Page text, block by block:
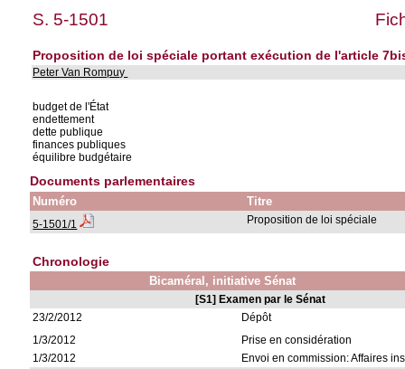
S. 5-1501
Proposition de loi spéciale portant exécution de l'article
Peter Van Rompuy
budget de l'État
endettement
dette publique
finances publiques
équilibre budgétaire
Documents parlementaires
Numéro Titre
5-1501/1 Proposition de loi spéciale
Chronologie
Bicaméral, initiative Sénat
[S1] Examen par le Sénat
23/2/2012
Dépôt
1/3/2012
Prise en considération
1/3/2012
Envoi en commission: Affaires